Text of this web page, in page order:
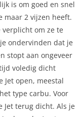
is om goed en snel
maar 2 vijzen heeft.
verplicht om ze te
ondervinden dat je
stopt aan ongeveer
voledig dicht
Jet open, meestal
type carbu. Voor
terug dicht. Als je